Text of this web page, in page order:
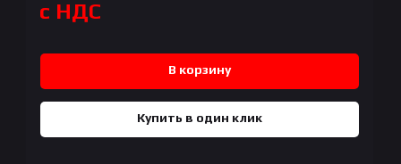
с НДС
В корзину
Купить в один клик